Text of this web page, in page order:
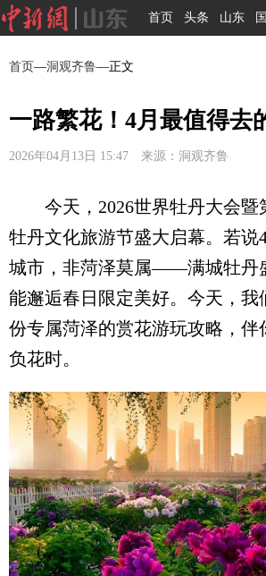
首页 头条 山东
首页—洞观齐鲁—正文
一路繁花！4月最值得去
2026年04月13日 15:47 来源：洞观齐鲁
今天，2026世界牡丹大会暨
牡丹文化旅游节盛大启幕。若说
城市，非菏泽莫属——满城牡丹
能邂逅春日限定美好。今天，我
份专属菏泽的赏花游玩攻略，伴
负花时。